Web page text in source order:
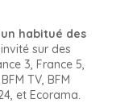
un habitué des
sur des
3, France 5,
TV, BFM
et Ecorama.